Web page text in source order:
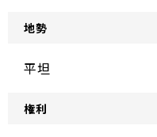
地勢
平坦
権利